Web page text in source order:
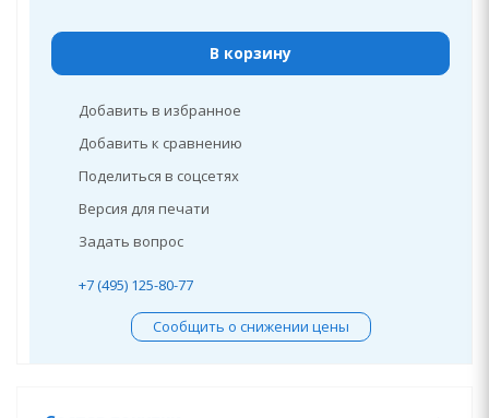
В корзину
Добавить в избранное
Добавить к сравнению
Поделиться в соцсетях
Версия для печати
Задать вопрос
+7 (495) 125-80-77
Сообщить о снижении цены